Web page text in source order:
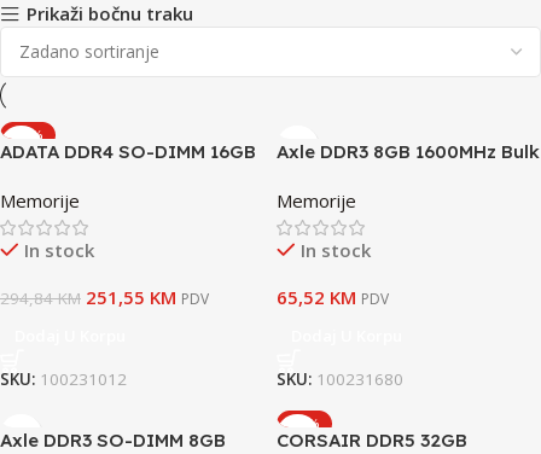
Prikaži bočnu traku
-15%
ADATA DDR4 SO-DIMM 16GB
Memorije
In stock
294,84KM 251,55 KM PDV
SKU: 100231012
Axle DDR3 8GB 1600MHz Bulk
Memorije
In stock
65,52 KM PDV
SKU: 100231680
Axle DDR3 SO-DIMM 8GB
-15%
CORSAIR DDR5 32GB